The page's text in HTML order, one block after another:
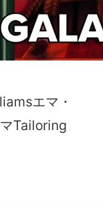
エマ・
Tailoring